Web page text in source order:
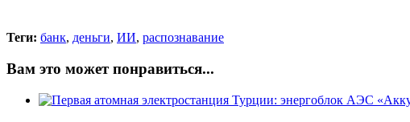
Теги: банк, деньги, ИИ, распознавание
Вам это может понравиться...